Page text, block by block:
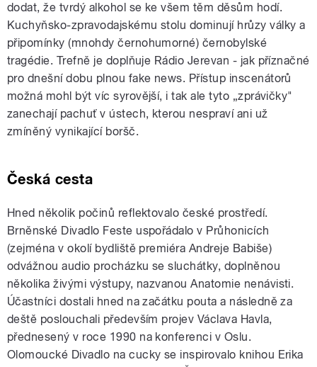
dodat, že tvrdý alkohol se ke všem těm děsům hodí.
Kuchyňsko-zpravodajskému stolu dominují hrůzy války a
připomínky (mnohdy černohumorné) černobylské
tragédie. Trefně je doplňuje Rádio Jerevan - jak příznačné
pro dnešní dobu plnou fake news. Přístup inscenátorů
možná mohl být víc syrovější, i tak ale tyto „zprávičky"
zanechají pachuť v ústech, kterou nespraví ani už
zmíněný vynikající boršč.
Česká cesta
Hned několik počinů reflektovalo české prostředí.
Brněnské Divadlo Feste uspořádalo v Průhonicích
(zejména v okolí bydliště premiéra Andreje Babiše)
odvážnou audio procházku se sluchátky, doplněnou
několika živými výstupy, nazvanou Anatomie nenávisti.
Účastníci dostali hned na začátku pouta a následně za
deště poslouchali především projev Václava Havla,
přednesený v roce 1990 na konferenci v Oslu.
Olomoucké Divadlo na cucky se inspirovalo knihou Erika